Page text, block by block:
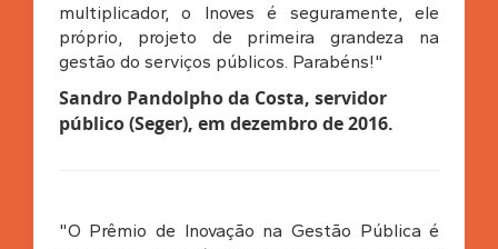
multiplicador, o Inoves é seguramente, ele
próprio, projeto de primeira grandeza na
gestão do serviços públicos. Parabéns!"
Sandro Pandolpho da Costa, servidor
público (Seger), em dezembro de 2016.
"O Prêmio de Inovação na Gestão Pública é